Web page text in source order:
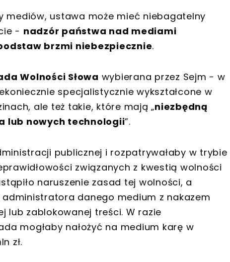
mediów, ustawa może mieć niebagatelny
- nadzór państwa nad mediami
brzmi niebezpiecznie.
Wolności Słowa wybierana przez Sejm - w
specjalistycznie wykształcone w
ale też takie, które mają „niezbędną
lub nowych technologii”.
publicznej i rozpatrywałaby w trybie
związanych z kwestią wolności
naruszenie zasad tej wolności, a
danego medium z nakazem
lub zablokowanej treści. W razie
mogłaby nałożyć na medium karę w
zł.